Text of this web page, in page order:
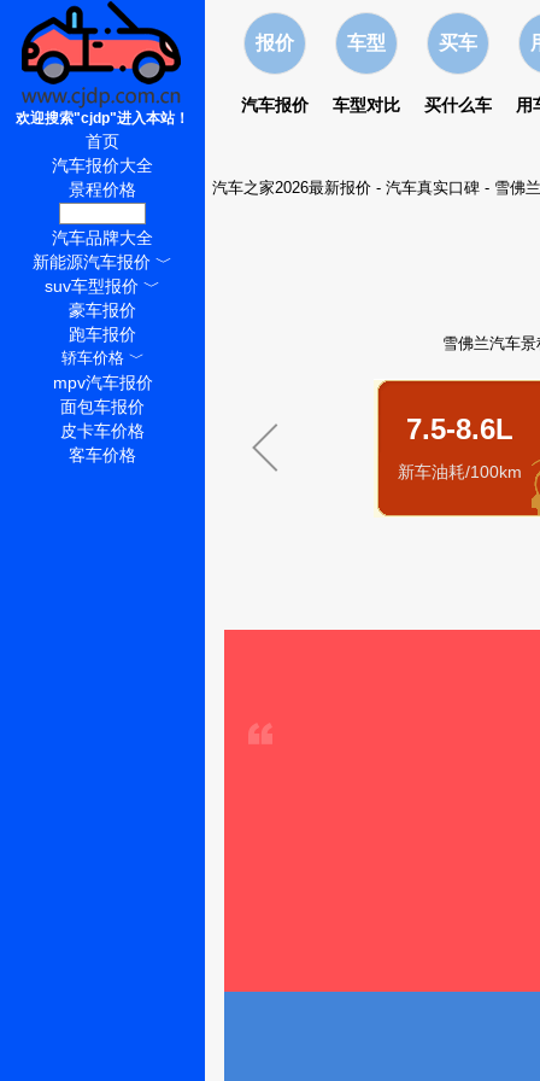
报价
汽车报价
车型
车型对比
买车
买什么车 用
汽车之家2026最新报价 - 汽车真实口碑 - 雪佛
雪佛兰汽车
7.5-8.6L
新车油耗/100km
欢迎搜索"cjdp"进入本站！
首页
汽车报价大全
景程价格
汽车品牌大全
新能源汽车报价 ﹀
suv车型报价 ﹀
豪车报价
跑车报价
轿车价格﹀
mpv汽车报价
面包车报价
皮卡车价格
客车价格